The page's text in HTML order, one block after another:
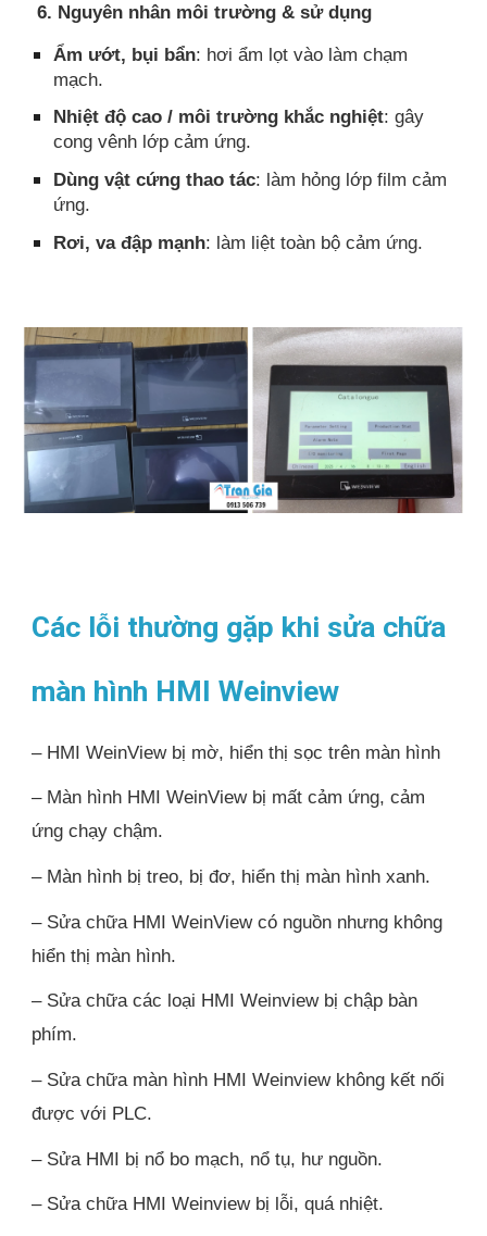
6. Nguyên nhân môi trường & sử dụng
Ẩm ướt, bụi bẩn: hơi ẩm lọt vào làm chạm
mạch.
Nhiệt độ cao / môi trường khắc nghiệt: gây
cong vênh lớp cảm ứng.
Dùng vật cứng thao tác: làm hỏng lớp film cảm
ứng.
Rơi, va đập mạnh: làm liệt toàn bộ cảm ứng.
Các lỗi thường gặp khi sửa chữa
màn hình HMI Weinview
– HMI WeinView bị mờ, hiển thị sọc trên màn hình
– Màn hình HMI WeinView bị mất cảm ứng, cảm
ứng chạy chậm.
– Màn hình bị treo, bị đơ, hiển thị màn hình xanh.
– Sửa chữa HMI WeinView có nguồn nhưng không
hiển thị màn hình.
– Sửa chữa các loại HMI Weinview bị chập bàn
phím.
– Sửa chữa màn hình HMI Weinview không kết nối
được với PLC.
– Sửa HMI bị nổ bo mạch, nổ tụ, hư nguồn.
– Sửa chữa HMI Weinview bị lỗi, quá nhiệt.